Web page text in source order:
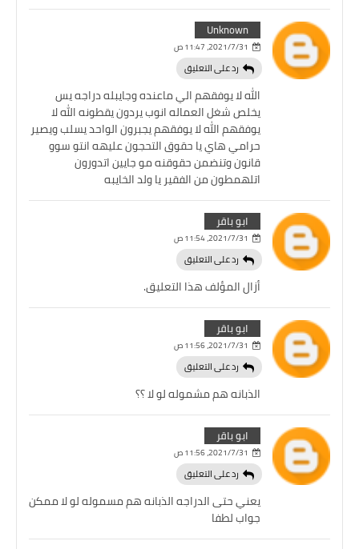
Unknown
31‏/7‏/2021، 11:47 ص
الله لا يوفقهم الي ماعنده وجايبله دراجه يس
يخلص شغل العماله انوب يردون يقطونه الله لا
يوفقهم الله لا يوفقهم يجبرون الواحد يسلب ويصير
حرامي هاي يا حقوق التحجون عليهه انتو سوو
قانون وتنضمن حقوقنه مو جايين اتدورون
اتلهمطون من الفقير يا ولد الخايبه
رد على التعليق
ابو باقر
31‏/7‏/2021، 11:54 ص
أزال المؤلف هذا التعليق.
رد على التعليق
ابو باقر
31‏/7‏/2021، 11:56 ص
الذبانه هم مشموله لو لا ؟؟
رد على التعليق
ابو باقر
31‏/7‏/2021، 11:56 ص
يعني حتى الدراجه الذبانه هم مسموله لو لا ممكن
جواب لطفا
رد على التعليق